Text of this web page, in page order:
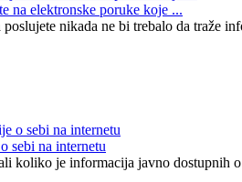
na elektronske poruke koje ...
nikada ne bi trebalo da traže
sebi na internetu
koliko je informacija javno dostupnih